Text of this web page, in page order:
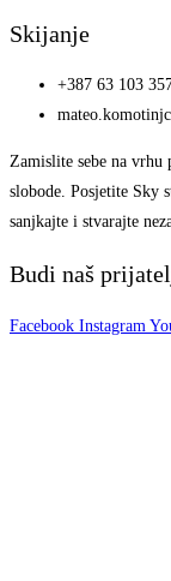
Skijanje
+387 63 103
Zamislite sebe na vrhu
slobode. Posjetite Sky
sanjkajte i stvarajte
Budi naš
Facebook Instagram